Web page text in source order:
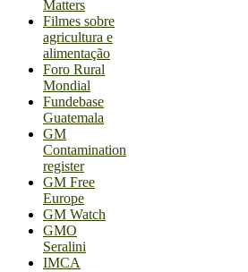
Matters
Filmes sobre
agricultura e
alimentação
Foro Rural
Mondial
Fundebase
Guatemala
GM
Contamination
register
GM Free
Europe
GM Watch
GMO
Seralini
IMCA